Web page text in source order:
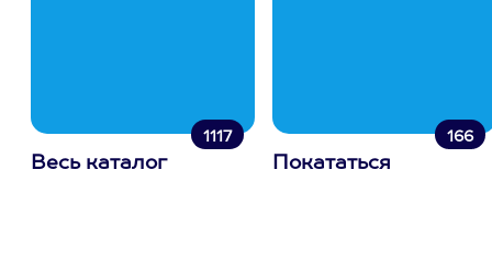
1117
Весь каталог
166
Покататься